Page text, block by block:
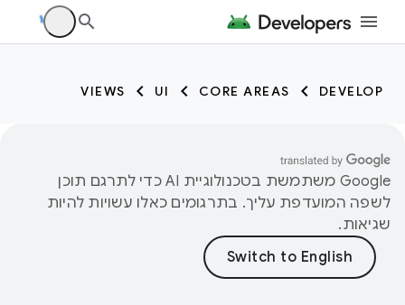
DEVELOP
CORE AREAS
UI
VIEWS
‫Google משתמשת בטכנולוגיית AI כדי לתרגם תוכן
לשפה המועדפת עליך. בתרגומים כאלו עשויות להיות
שגיאות.